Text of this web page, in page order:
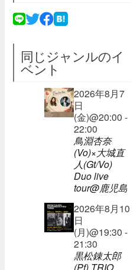
同じジャンルのイ
ベント
2026年8月7
日
(金)@20:00 -
22:00
鳥淵杏奈
(Vo)×大城直
人(Gt/Vo)
Duo live
tour@鹿児島
2026年8月10
日
(月)@19:30 -
21:30
黒松錬太郎